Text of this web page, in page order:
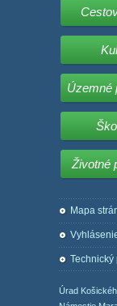
Územné
Životné
Mapa
Úrad